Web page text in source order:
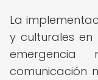
La
y culturales
comunicación